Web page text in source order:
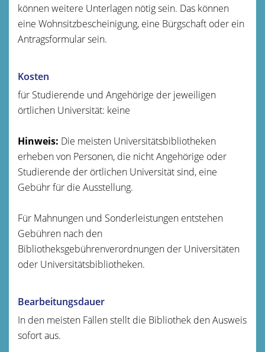
können weitere Unterlagen nötig sein. Das können
eine Wohnsitzbescheinigung, eine Bürgschaft oder ein
Antragsformular sein.
Kosten
für Studierende und Angehörige der jeweiligen
örtlichen Universität: keine
Hinweis: Die meisten Universitätsbibliotheken
erheben von Personen, die nicht Angehörige oder
Studierende der örtlichen Universität sind, eine
Gebühr für die Ausstellung.
Für Mahnungen und Sonderleistungen entstehen
Gebühren nach den
Bibliotheksgebührenverordnungen der Universitäten
oder Universitätsbibliotheken.
Bearbeitungsdauer
In den meisten Fällen stellt die Bibliothek den Ausweis
sofort aus.